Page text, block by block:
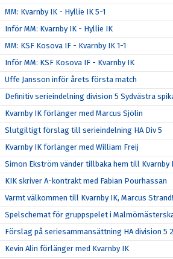
MM: Kvarnby IK - Hyllie IK 5-1
Inför MM: Kvarnby IK - Hyllie IK
MM: KSF Kosova IF - Kvarnby IK 1-1
Inför MM: KSF Kosova IF - Kvarnby IK
Uffe Jansson inför årets första match
Definitiv serieindelning division 5 Sydvästra
Kvarnby IK förlänger med Marcus Sjölin
Slutgiltigt förslag till serieindelning HA Div 5
Kvarnby IK förlänger med William Freij
Simon Ekström vänder tillbaka hem till Kvarnby
KIK skriver A-kontrakt med Fabian Pourhassan
Varmt välkommen till Kvarnby IK, Marcus Strand!
Spelschemat för gruppspelet i
Förslag på seriesammansättning HA division 5
Kevin Alin förlänger med Kvarnby IK